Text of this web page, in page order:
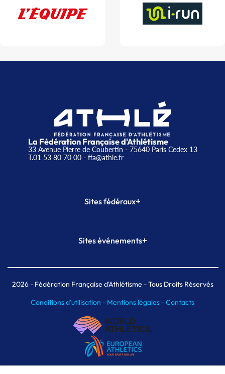
La Fédération Française d'Athlétisme
33 Avenue Pierre de Coubertin - 75640 Paris Cedex 13
T.01 53 80 70 00- ffa@athle.fr
Sites fédéraux+
Plateforme Formation
Sites événements+
Meeting de Paris indoor
MAIF Ekiden de Paris
2026- Fédération Française d'Athlétisme - Tous Droits Réservés
Conditions d'utilisation - Mentions légales -Contacts